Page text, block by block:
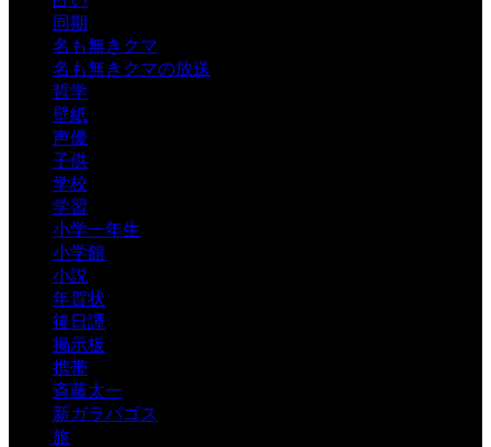
同期
名も無きクマ
名も無きクマの放送
哲学
壁紙
声優
子供
学校
学習
小学一年生
小学館
小説
年賀状
後日譚
掲示板
携帯
斉藤太一
新ガラパゴス
旅